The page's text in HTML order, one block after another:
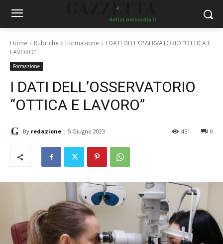
Home Rubriche Formazione
I DATI DELL’OSSERVATORIO “OTTICA E
LAVORO”
Formazione
I DATI DELL’OSSERVATORIO
“OTTICA E LAVORO”
By redazione 5 Giugno 2023 0
451